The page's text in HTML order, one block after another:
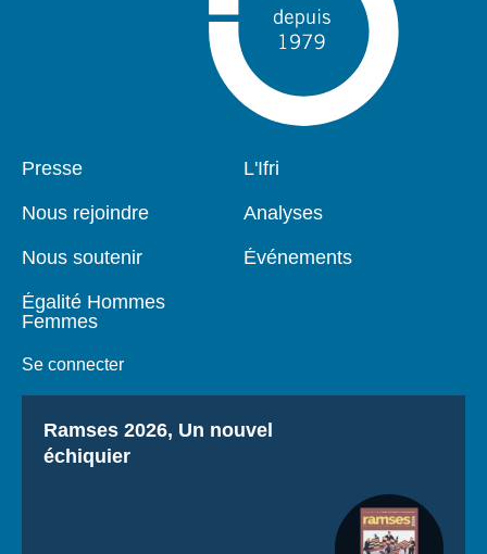
Pied
Presse
Nous rejoindre
Nous soutenir
Égalité Hommes
Femmes
Se connecter
Navigation
L'Ifri
Analyses
Événements
Titre
Ramses 2026, Un nouvel
échiquier